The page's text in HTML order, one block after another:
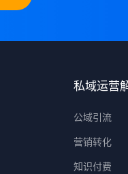
私域运营
公域引流
营销转化
知识付费